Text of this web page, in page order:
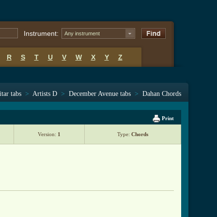
Instrument: Any instrument
R S T U V W X Y Z
tabs > Artists D > December Avenue tabs > Dahan Chords
Print
Version: 1 Type: Chords